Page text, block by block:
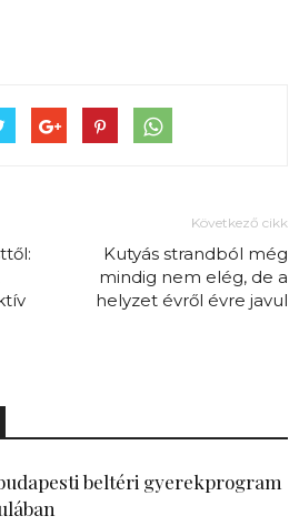
Következő cikk
Kutyás strandból még
mindig nem elég, de a
helyzet évről évre javul
beltéri gyerekprogram